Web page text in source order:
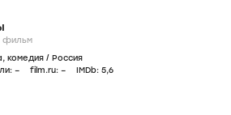
фильм
, комедия / Россия
– film.ru: – IMDb: 5,6